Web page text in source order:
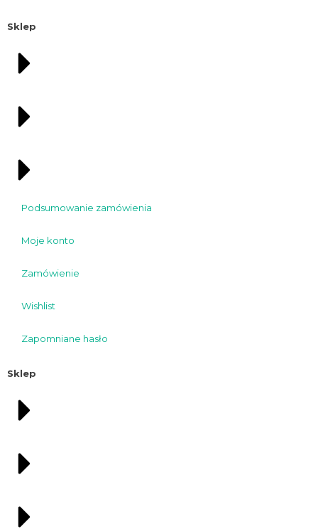
Sklep
Podsumowanie zamówienia
Moje konto
Zamówienie
Wishlist
Zapomniane hasło
Sklep